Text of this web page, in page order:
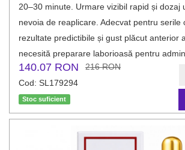
20–30 minute. Urmare vizibil rapid și dozaj
nevoia de reaplicare. Adecvat pentru serile
rezultate predictibile și gust plăcut anterior
necesită preparare laborioasă pentru
140.07 RON
216 RON
Cod: SL179294
Stoc suficient